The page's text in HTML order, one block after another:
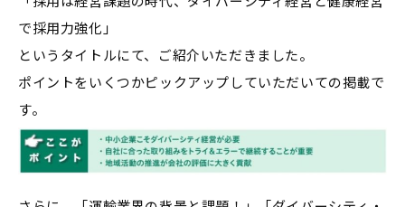
で採用力強化」
というタイトルにて、ご紹介いただきました。
ポイントをいくつかピックアップしていただいての掲載で
す。